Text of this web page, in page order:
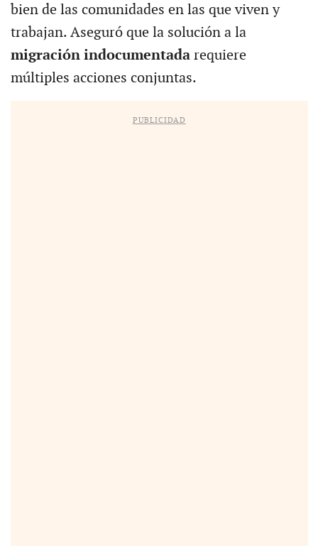
bien de las comunidades en las que viven y
trabajan. Aseguró que la solución a la
migración indocumentadarequiere
múltiples acciones conjuntas.
PUBLICIDAD